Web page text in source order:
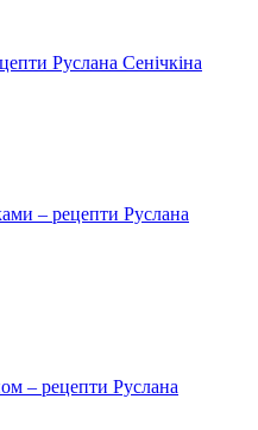
Руслана Сенічкіна
– рецепти Руслана
– рецепти Руслана